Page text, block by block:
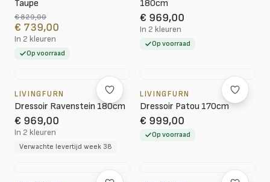
Taupe
€ 829,00
€ 739,00
In 2 kleuren
Op voorraad
180cm
€ 969,00
In 2 kleuren
Op voorraad
LIVINGFURN
Dressoir Ravenstein 180cm
€ 969,00
In 2 kleuren
Verwachte levertijd week 38
LIVINGFURN
Dressoir Patou 170cm
€ 999,00
Op voorraad